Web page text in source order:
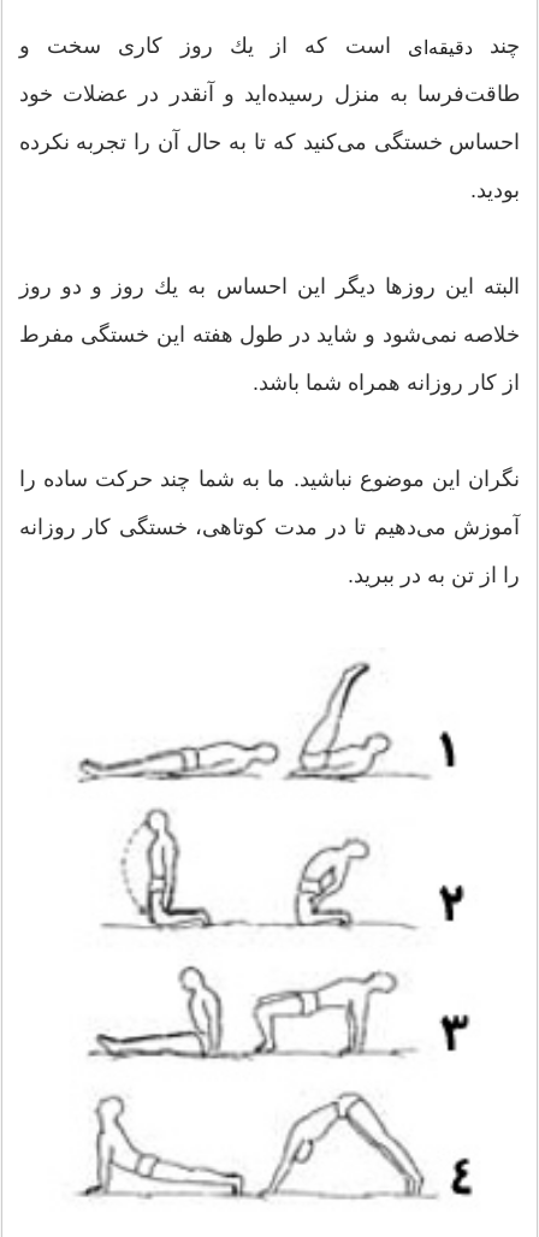
چند دقیقه‌ای
است كه از یك روز كاری سخت و
طاقت‌فرسا به منزل رسیده‌اید و آنقدر در عضلات خود
احساس خستگی می‌كنید كه تا به حال آن را تجربه نكرده
بودید.
البته این روز‌ها دیگر این احساس به یك روز و دو روز
خلاصه نمی‌شود و شاید در طول هفته این خستگی مفرط
از كار روزانه همراه شما باشد.
نگران این موضوع نباشید. ما به شما چند حركت ساده را
آموزش می‌دهیم تا در مدت كوتاهی، خستگی كار روزانه
را از تن به در ببرید.